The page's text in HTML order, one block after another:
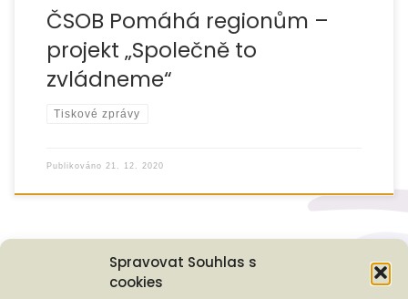
Spravovat Souhlas s
cookies
ČSOB Pomáhá regionům –
projekt „Společně to
zvládneme“
Tiskové zprávy
Publikováno 21. 12. 2020